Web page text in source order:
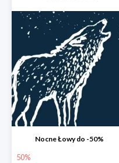
Nocne Łowy do -50%
50%